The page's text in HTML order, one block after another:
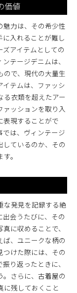
価値
魅力は、その希少性
入れることが難し
アイテムとしての
テージデニムは、
ので、現代の大量生
イテムは、ファッシ
る衣類を超えたアー
ァッションを取り入
表現することがで
では、ヴィンテージ
しているのか、その
。
な発見を記録する絶
会うたびに、その
に収めることで、
ば、ユニークな柄の
つけた際には、その
り返ったときに、
さらに、古着屋の
に残しておくこと